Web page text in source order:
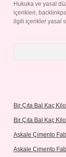
Hukuka ve yasal
içerikleri,
ilgili içerikler yasal
Bir Çıta Bal Kaç
Bir Çıta Bal Kaç
Aşkale Çimento
Aşkale Çimento